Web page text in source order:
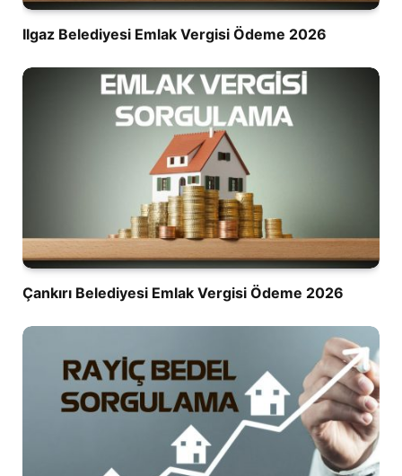
Ilgaz Belediyesi Emlak Vergisi Ödeme 2026
Çankırı Belediyesi Emlak Vergisi Ödeme 2026